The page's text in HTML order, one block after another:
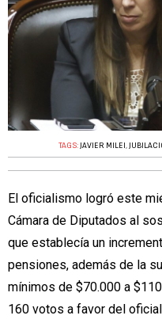
TAGS:JAVIER MILEI ,
El oficialismo logró este
Cámara de Diputados al
que establecía un
pensiones, además de la
mínimos de $70.000 a
160 votos a favor del